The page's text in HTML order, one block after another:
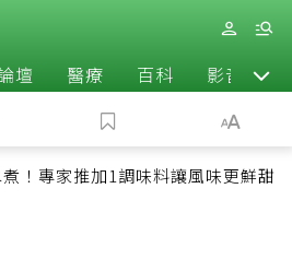
壇 醫療 百科 影音
！專家推加1調味料讓風味更鮮甜